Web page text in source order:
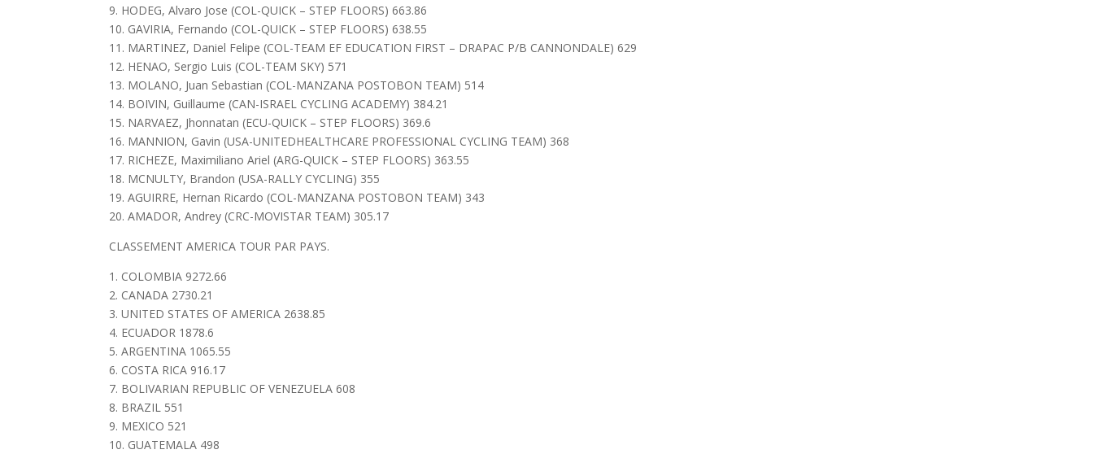
9. HODEG, Alvaro Jose (COL-QUICK – STEP FLOORS) 663.86
10. GAVIRIA, Fernando (COL-QUICK – STEP FLOORS) 638.55
11. MARTINEZ, Daniel Felipe (COL-TEAM EF EDUCATION FIRST – DRAPAC P/B CANNONDALE) 629
12. HENAO, Sergio Luis (COL-TEAM SKY) 571
13. MOLANO, Juan Sebastian (COL-MANZANA POSTOBON TEAM) 514
14. BOIVIN, Guillaume (CAN-ISRAEL CYCLING ACADEMY) 384.21
15. NARVAEZ, Jhonnatan (ECU-QUICK – STEP FLOORS) 369.6
16. MANNION, Gavin (USA-UNITEDHEALTHCARE PROFESSIONAL CYCLING TEAM) 368
17. RICHEZE, Maximiliano Ariel (ARG-QUICK – STEP FLOORS) 363.55
18. MCNULTY, Brandon (USA-RALLY CYCLING) 355
19. AGUIRRE, Hernan Ricardo (COL-MANZANA POSTOBON TEAM) 343
20. AMADOR, Andrey (CRC-MOVISTAR TEAM) 305.17
CLASSEMENT AMERICA TOUR PAR PAYS.
1. COLOMBIA 9272.66
2. CANADA 2730.21
3. UNITED STATES OF AMERICA 2638.85
4. ECUADOR 1878.6
5. ARGENTINA 1065.55
6. COSTA RICA 916.17
7. BOLIVARIAN REPUBLIC OF VENEZUELA 608
8. BRAZIL 551
9. MEXICO 521
10. GUATEMALA 498